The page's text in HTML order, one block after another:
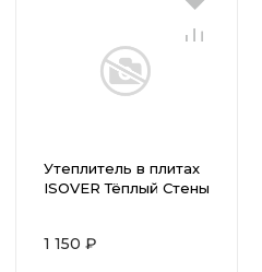
Утеплитель в плитах
ISOVER Тёплый Стены
3,05 м2 пл ок.19
1 150 ₽